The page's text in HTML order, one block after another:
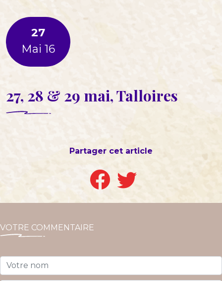
27
Mai 16
27, 28 & 29 mai, Talloires
Partager cet article
VOTRE COMMENTAIRE